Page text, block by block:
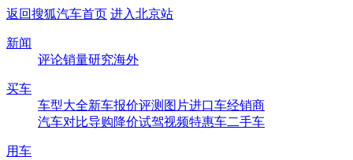
返回搜狐汽车首页 进入北京站
新闻
评论销量研究海外
买车
车型大全新车报价评测 图片进口车经销商
汽车对比导购降价试驾视频特惠车二手车
用车